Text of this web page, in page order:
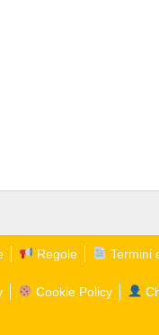
Regole Termini
Cookie Policy